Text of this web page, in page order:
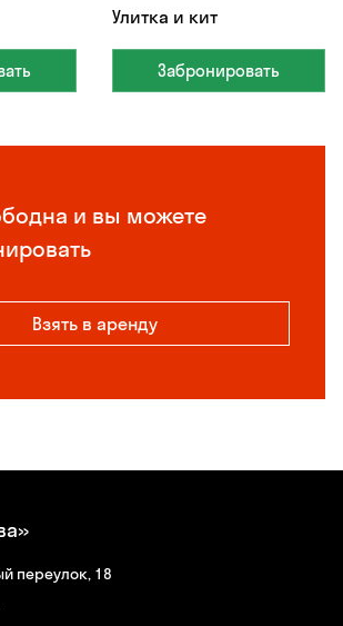
и вы можете
Взять в аренду
Улитка и кит
Забронировать
переулок, 18